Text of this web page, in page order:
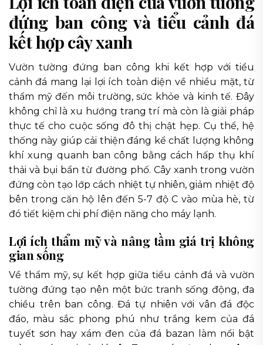
đứng ban công và tiểu cảnh đá
kết hợp cây xanh
Vườn tường đứng ban công khi kết hợp với tiểu
cảnh đá mang lại lợi ích toàn diện về nhiều mặt, từ
thẩm mỹ đến môi trường, sức khỏe và kinh tế. Đây
không chỉ là xu hướng trang trí mà còn là giải pháp
thực tế cho cuộc sống đô thị chật hẹp. Cụ thể, hệ
thống này giúp cải thiện đáng kể chất lượng không
khí xung quanh ban công bằng cách hấp thụ khí
thải và bụi bẩn từ đường phố. Cây xanh trong vườn
đứng còn tạo lớp cách nhiệt tự nhiên, giảm nhiệt độ
bên trong căn hộ lên đến 5-7 độ C vào mùa hè, từ
đó tiết kiệm chi phí điện năng cho máy lạnh.
Lợi ích thẩm mỹ và nâng tầm giá trị không
gian sống
Về thẩm mỹ, sự kết hợp giữa tiểu cảnh đá và vườn
tường đứng tạo nên một bức tranh sống động, đa
chiều trên ban công. Đá tự nhiên với vân đá độc
đáo, màu sắc phong phú như trắng kem của đá
tuyết sơn hay xám đen của đá bazan làm nổi bật